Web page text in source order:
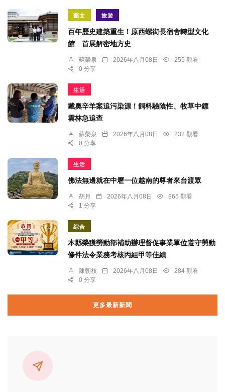
藝文 旅遊
百年歷史建築重生！原西螺街長宿舍轉型文化
館 首展解密地方史
蘇榮泉 2026年八月08日
255 觀看
0 分享
生活
戴奧辛羊案追污染源！飼料驗陰性、牧草中鏢
雲林急追查
蘇榮泉 2026年八月08日
232 觀看
0 分享
生活
佛法無邊就在中壢一位越南的尊者來台渡眾
胡月 2026年八月08日
865 觀看
1 分享
綜合
本縣榮獲勞動部補助辦理督促事業單位遵守勞動
條件法令業務考核丙組甲等佳績
陳朝枝 2026年八月08日
284 觀看
0 分享
更多最新新聞